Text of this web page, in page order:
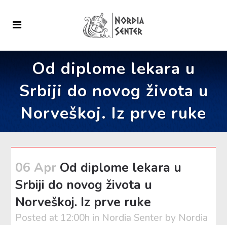
Od diplome lekara u
Srbiji do novog života u
Norveškoj. Iz prve ruke
06 Apr Od diplome lekara u
Srbiji do novog života u
Norveškoj. Iz prve ruke
Posted at 12:00h in Nordia Senter by Nordia